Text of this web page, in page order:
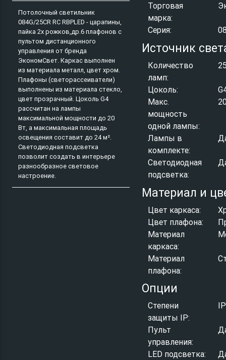
Потолочный светильник
084G/25CR RC RBPLED - царапины,
пайка 2х рожков,др.6 плафонов с
пультом дистанционного
управления от бренда
ЭкономСвет. Каркас выполнен
из материала металл, цвет хром.
Плафоны (светорассеиватели)
выполнены из материала стекло,
цвет прозрачный. Цоколь G4
рассчитан на лампы
максимальной мощности до 20
Вт, а максимальная площадь
освещения составит до 24 м².
Светодиодная подсветка
позволит создать в интерьере
разнообразное световое
настроение.
Торговая
марка:
Серия:
Источник
Количество
ламп:
Цоколь:
Макс.
мощность
одной лампы:
Лампы в
комплекте:
Светодиодная
подсветка:
Материал и
Цвет каркаса:
Цвет плафона:
Материал
каркаса:
Материал
плафона:
Опции
Степени
защиты IP:
Пульт
управления:
LED подсветка: